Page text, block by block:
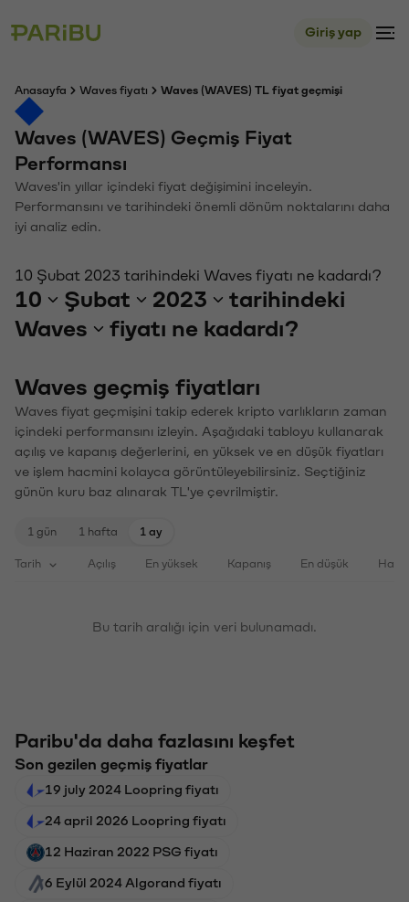
Giriş yap
Anasayfa Waves fiyatı Waves (WAVES) TL fiyat geçmişi
Waves (WAVES) Geçmiş Fiyat
Performansı
Waves'in yıllar içindeki fiyat değişimini inceleyin.
Performansını ve tarihindeki önemli dönüm noktalarını daha
iyi analiz edin.
10 Şubat 2023 tarihindeki Waves fiyatı ne kadardı?
10 Şubat 2023
tarihindeki
Waves
fiyatı ne kadardı?
Waves geçmiş fiyatları
Waves fiyat geçmişini takip ederek kripto varlıkların zaman
içindeki performansını izleyin. Aşağıdaki tabloyu kullanarak
açılış ve kapanış değerlerini, en yüksek ve en düşük fiyatları
ve işlem hacmini kolayca görüntüleyebilirsiniz. Seçtiğiniz
günün kuru baz alınarak TL'ye çevrilmiştir.
1 gün 1 hafta 1 ay
Tarih Açılış En yüksek Kapanış En düşük
Bu tarih aralığı için veri bulunamadı.
Paribu'da daha fazlasını keşfet
Son gezilen geçmiş fiyatlar
19 july 2024 Loopring fiyatı
24 april 2026 Loopring fiyatı
12 Haziran 2022 PSG fiyatı
6 Eylül 2024 Algorand fiyatı